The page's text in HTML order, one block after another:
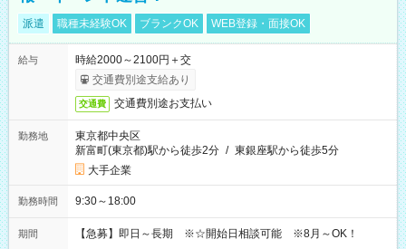
派遣 職種未経験OK ブランクOK WEB登録・面接OK
給与
時給2000～2100円＋交
交通費別途支給あり
交通費 交通費別途お支払い
勤務地
東京都中央区
新富町(東京都)駅から徒歩2分 / 東銀座駅から徒歩5分
大手企業
勤務時間 9:30～18:00
期間 【急募】即日～長期 ※☆開始日相談可能 ※8月～OK！